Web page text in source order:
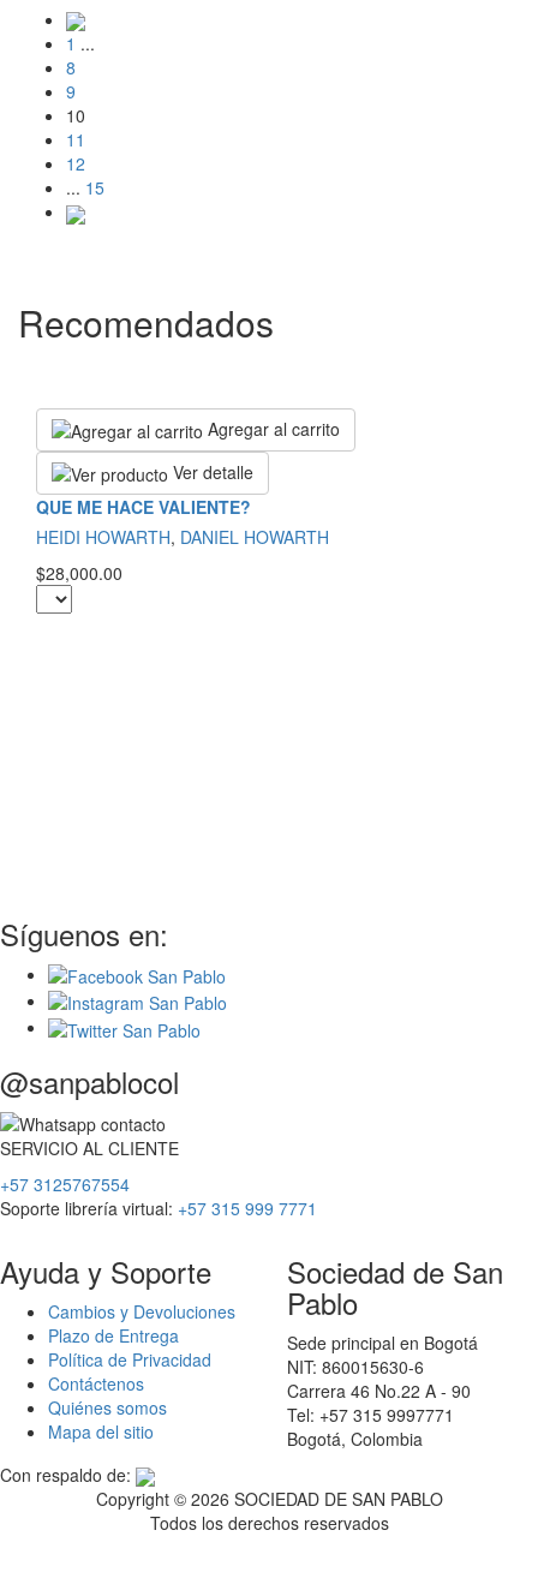
1 ...
8
9
10
11
12
... 15
Recomendados
Agregar al carrito
Ver detalle
QUE ME HACE VALIENTE?
HEIDI HOWARTH, DANIEL HOWARTH
$28,000.00
Síguenos en:
@sanpablocol
SERVICIO AL CLIENTE
+57 3125767554
Soporte librería virtual: +57 315 999 7771
Ayuda y Soporte
Cambios y Devoluciones
Plazo de Entrega
Política de Privacidad
Contáctenos
Quiénes somos
Mapa del sitio
Sociedad de San
Pablo
Sede principal en Bogotá
NIT: 860015630-6
Carrera 46 No.22 A - 90
Tel: +57 315 9997771
Bogotá, Colombia
Con respaldo de:
Copyright © 2026 SOCIEDAD DE SAN PABLO
Todos los derechos reservados